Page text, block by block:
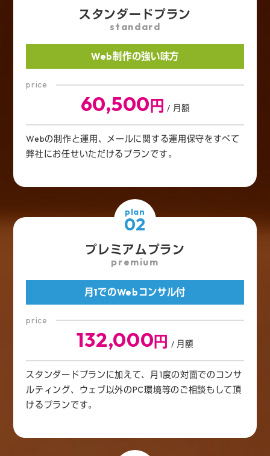
スタンダードプラン
standard
Web制作の強い味方
price
60,500 円 / 月額
Webの制作と運用、メールに関する運用保守をすべて
弊社にお任せいただけるプランです。
plan
02
プレミアムプラン
premium
月1でのWebコンサル付
price
132,000円 / 月額
スタンダードプランに加えて、月1度の対面でのコンサ
ルティング、ウェブ以外のPC環境等のご相談もして頂
けるプランです。